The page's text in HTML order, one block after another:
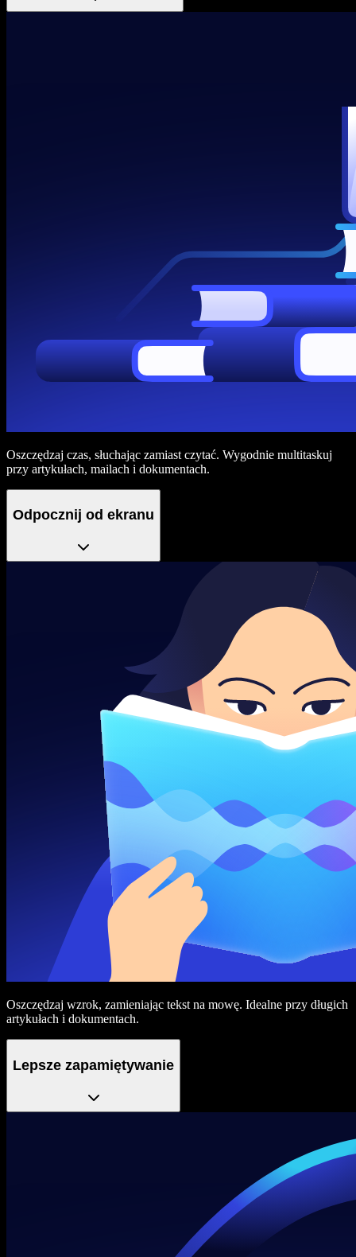
Oszczędzaj czas, słuchając zamiast czytać. Wygodnie multitaskuj
przy artykułach, mailach i dokumentach.
Odpocznij od ekranu
Oszczędzaj wzrok, zamieniając tekst na mowę. Idealne przy długich
artykułach i dokumentach.
Lepsze zapamiętywanie